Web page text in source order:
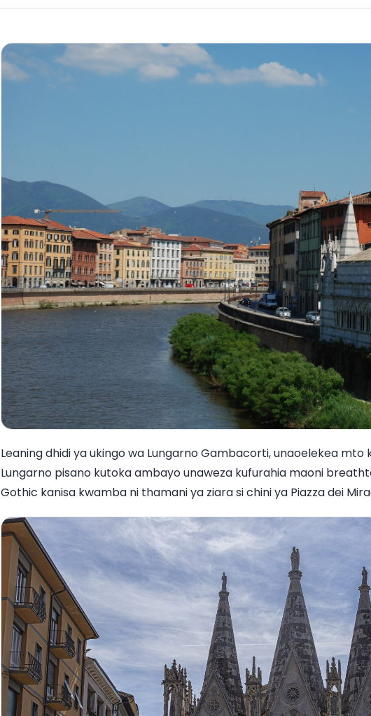
Leaning dhidi ya ukingo wa Lungarno Gambacorti, unaoelekea
Lungarno pisano kutoka ambayo unaweza kufurahia maoni
Gothic kanisa kwamba ni thamani ya ziara si chini ya Piazza dei